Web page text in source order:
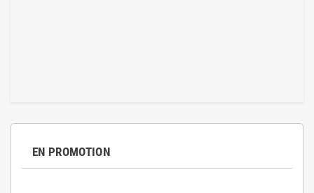
EN PROMOTION